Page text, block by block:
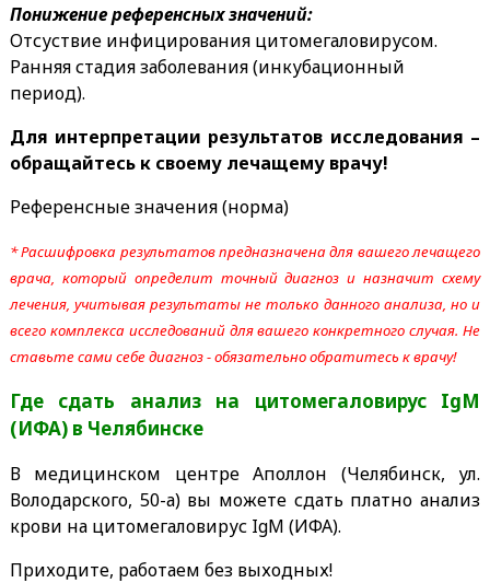
Понижение референсных значений:
Отсуствие инфицирования цитомегаловирусом.
Ранняя стадия заболевания (инкубационный
период).
Для интерпретации результатов исследования –
обращайтесь к своему лечащему врачу!
Референсные значения (норма)
* Расшифровка результатов предназначена для вашего лечащего
врача, который определит точный диагноз и назначит схему
лечения, учитывая результаты не только данного анализа, но и
всего комплекса исследований для вашего конкретного случая. Не
ставьте сами себе диагноз - обязательно обратитесь к врачу!
Где сдать анализ на цитомегаловирус IgM
(ИФА) в Челябинске
В медицинском центре Аполлон (Челябинск, ул.
Володарского, 50-а) вы можете сдать платно анализ
крови на цитомегаловирус IgM (ИФА).
Приходите, работаем без выходных!